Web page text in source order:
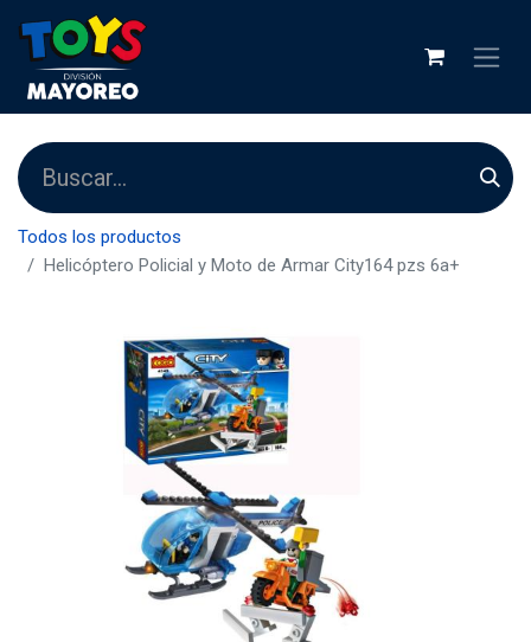
Todos los productos
Helicóptero Policial y Moto de Armar City164 pzs 6a+